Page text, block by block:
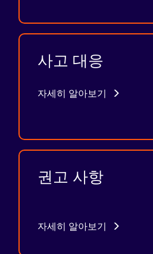
사고 대응
자세히 알아보기
권고 사항
자세히 알아보기